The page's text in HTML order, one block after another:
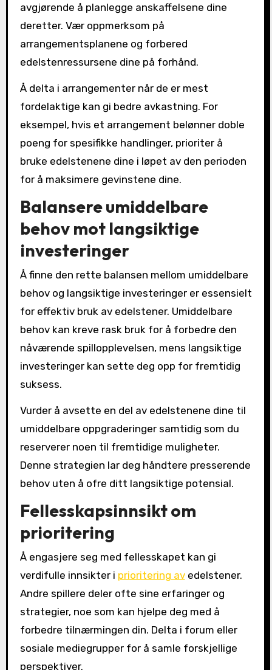
avgjørende å planlegge anskaffelsene dine
deretter. Vær oppmerksom på
arrangementsplanene og forbered
edelstenressursene dine på forhånd.
Å delta i arrangementer når de er mest
fordelaktige kan gi bedre avkastning. For
eksempel, hvis et arrangement belønner doble
poeng for spesifikke handlinger, prioriter å
bruke edelstenene dine i løpet av den perioden
for å maksimere gevinstene dine.
Balansere umiddelbare
behov mot langsiktige
investeringer
Å finne den rette balansen mellom umiddelbare
behov og langsiktige investeringer er essensielt
for effektiv bruk av edelstener. Umiddelbare
behov kan kreve rask bruk for å forbedre den
nåværende spillopplevelsen, mens langsiktige
investeringer kan sette deg opp for fremtidig
suksess.
Vurder å avsette en del av edelstenene dine til
umiddelbare oppgraderinger samtidig som du
reserverer noen til fremtidige muligheter.
Denne strategien lar deg håndtere presserende
behov uten å ofre ditt langsiktige potensial.
Fellesskapsinnsikt om
prioritering
Å engasjere seg med fellesskapet kan gi
verdifulle innsikter i prioritering avedelstener.
Andre spillere deler ofte sine erfaringer og
strategier, noe som kan hjelpe deg med å
forbedre tilnærmingen din. Delta i forum eller
sosiale mediegrupper for å samle forskjellige
perspektiver.